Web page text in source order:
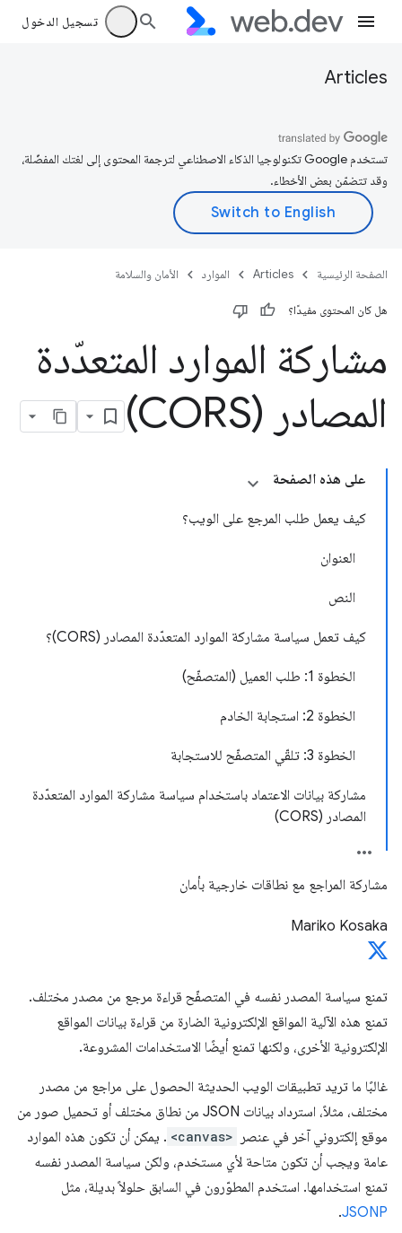
تسجيل الدخول
Articles
تستخدم Google تكنولوجيا الذكاء الاصطناعي لترجمة المحتوى إلى لغتك المفضّلة،
وقد تتضمّن بعض الأخطاء.
الصفحة الرئيسية Articles الموارد الأمان والسلامة
هل كان المحتوى مفيدًا؟
مشاركة الموارد المتعدّدة
المصادر (CORS)
على هذه الصفحة
كيف يعمل طلب المرجع على الويب؟
العنوان
النص
كيف تعمل سياسة مشاركة الموارد المتعدّدة المصادر (CORS)؟
الخطوة 1: طلب العميل (المتصفّح)
الخطوة 2: استجابة الخادم
الخطوة 3: تلقّي المتصفّح للاستجابة
مشاركة بيانات الاعتماد باستخدام سياسة مشاركة الموارد المتعدّدة
المصادر (CORS)
مشاركة المراجع مع نطاقات خارجية بأمان
Mariko Kosaka
تمنع سياسة المصدر نفسه في المتصفّح قراءة مرجع من مصدر مختلف.
تمنع هذه الآلية المواقع الإلكترونية الضارة من قراءة بيانات المواقع
الإلكترونية الأخرى، ولكنها تمنع أيضًا الاستخدامات المشروعة.
غالبًا ما تريد تطبيقات الويب الحديثة الحصول على مراجع من مصدر
مختلف، مثلاً، استرداد بيانات JSON من نطاق مختلف أو تحميل صور من
موقع إلكتروني آخر في عنصر
<canvas> . يمكن أن تكون هذه الموارد
عامة ويجب أن تكون متاحة لأي مستخدم، ولكن سياسة المصدر نفسه
تمنع استخدامها. استخدم المطوّرون في السابق حلولاً بديلة، مثل
JSONP
.